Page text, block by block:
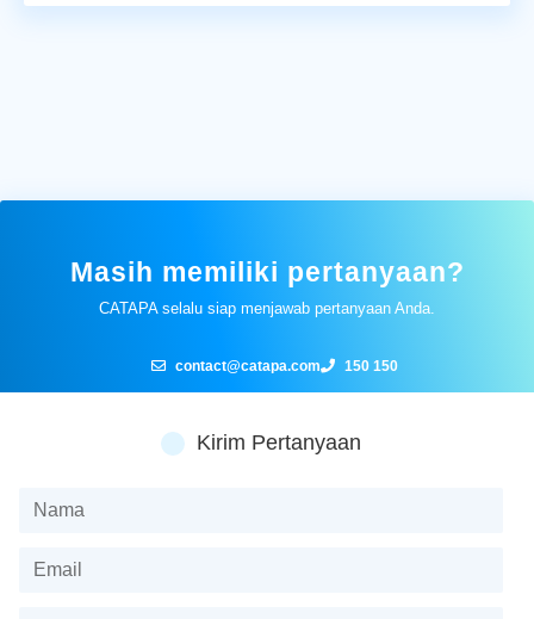
Masih memiliki pertanyaan?
CATAPA selalu siap menjawab pertanyaan Anda.
contact@catapa.com 150 150
Kirim Pertanyaan